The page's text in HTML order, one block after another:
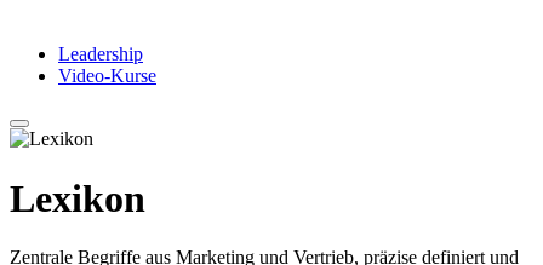
Leadership
Video-Kurse
Lexikon
Zentrale Begriffe aus Marketing und Vertrieb, präzise definiert und